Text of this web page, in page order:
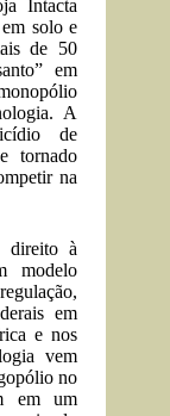
Intacta
solo e
de 50
em
A
de
tornado
na
direito à
modelo
em
e nos
vem
no
em um